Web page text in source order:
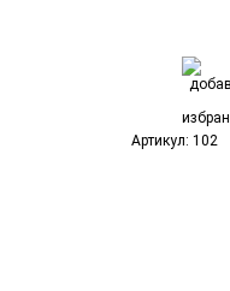
Артикул: 102